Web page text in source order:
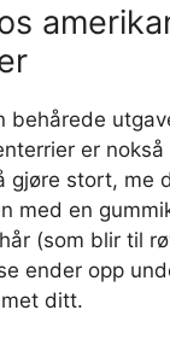
behårede
er
gjøre stort, me
med en
(som blir til
ender opp
ditt.